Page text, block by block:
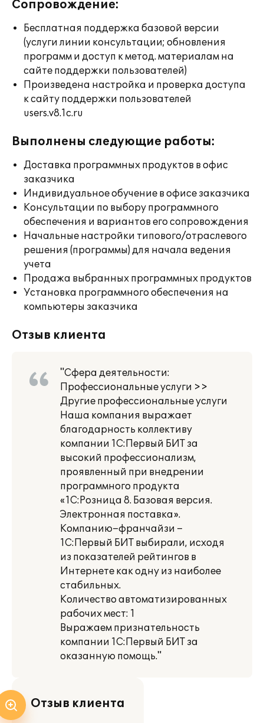
Сопровождение:
Бесплатная поддержка базовой версии
(услуги линии консультации; обновления
программ и доступ к метод. материалам на
сайте поддержки пользователей)
Произведена настройка и проверка доступа
к сайту поддержки пользователей
users.v8.1c.ru
Выполнены следующие работы:
Доставка программных продуктов в офис
заказчика
Индивидуальное обучение в офисе заказчика
Консультации по выбору программного
обеспечения и вариантов его сопровождения
Начальные настройки типового/отраслевого
решения (программы) для начала ведения
учета
Продажа выбранных программных продуктов
Установка программного обеспечения на
компьютеры заказчика
Отзыв клиента
"Сфера деятельности:
Профессиональные услуги >>
Другие профессиональные услуги
Наша компания выражает
благодарность коллективу
компании 1С:Первый БИТ за
высокий профессионализм,
проявленный при внедрении
программного продукта
«1С:Розница 8. Базовая версия.
Электронная поставка».
Компанию–франчайзи –
1С:Первый БИТ выбирали, исходя
из показателей рейтингов в
Интернете как одну из наиболее
стабильных.
Количество автоматизированных
рабочих мест: 1
Выражаем признательность
компании 1С:Первый БИТ за
оказанную помощь."
Отзыв клиента